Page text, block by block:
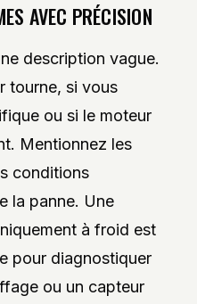
AVEC PRÉCISION
description vague.
tourne, si vous
ou si le moteur
Mentionnez les
conditions
la panne. Une
à froid est
pour diagnostiquer
ou un capteur